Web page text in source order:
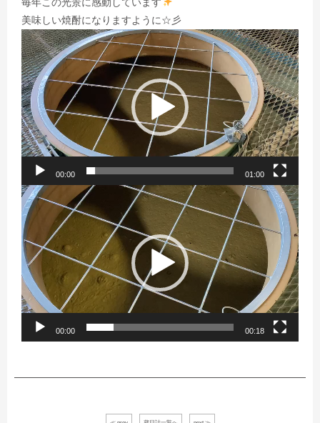
美味しい焼酎になりますように☆彡
動
画
プ
レ
ー
ヤ
ー
00:00 01:00
動
画
プ
レ
ー
ヤ
ー
00:00 00:18